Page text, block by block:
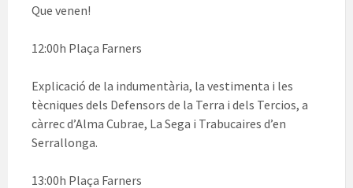
Que venen!
12:00h Plaça Farners
Explicació de la indumentària, la vestimenta i les
tècniques dels Defensors de la Terra i dels Tercios, a
càrrec d’Alma Cubrae, La Sega i Trabucaires d’en
Serrallonga.
13:00h Plaça Farners